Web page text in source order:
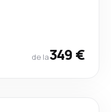
de la349 €